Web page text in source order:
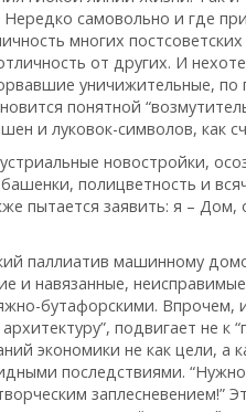
самовольно и где
многих
от других. И
уничижительные,
понятной
и луковок-символов, как
новостройки,
полицветность и
пытается заявить: я –
паллиатив машинному
и навязанные,
бутафорскими. Впрочем,
подвигает не
экономики не как цели, а
последствиями.
заплесневением!”